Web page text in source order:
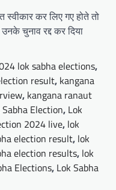
कर लिए गए होते तो
चुनाव रद्द कर दिया
lok sabha elections,
result, kangana
, kangana ranaut
Sabha Election, Lok
2024 live, lok
election result, lok
election results, lok
Elections, Lok Sabha